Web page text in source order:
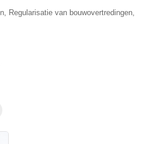
Regularisatie van bouwovertredingen,